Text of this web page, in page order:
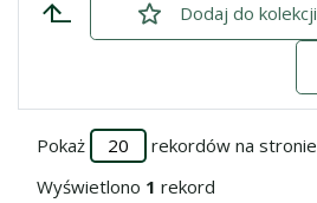
Dodajzaznaczone
do kolekcji
Pokaż
rekordów na stronie
Wyświetlono 1 rekord